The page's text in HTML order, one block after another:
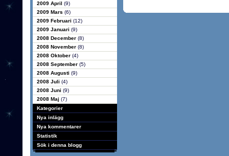
2009 April (9)
2009 Mars (6)
2009 Februari (12)
2009 Januari (9)
2008 December (8)
2008 November (8)
2008 Oktober (4)
2008 September (5)
2008 Augusti (9)
2008 Juli (4)
2008 Juni (9)
2008 Maj (7)
Kategorier
Nya inlägg
Nya kommentarer
Statistik
Sök i denna blogg